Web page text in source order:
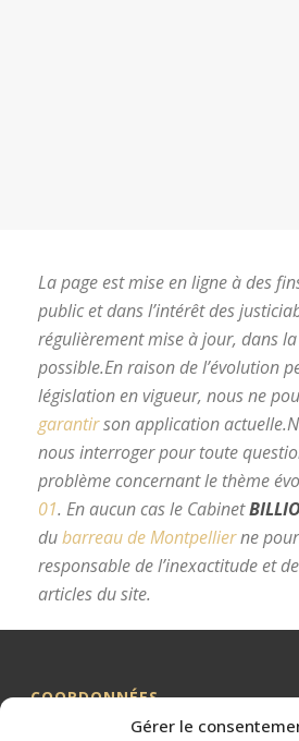
Gérer le
La page est mise en ligne à des
public et dans l’intérêt des
régulièrement mise à jour, dans
possible.En raison de l’évolution
législation en vigueur, nous ne
garantirson application actuelle.
nous interroger pour toute
problème concernant le thème
01. En aucun cas le Cabinet
dubarreau de Montpellierne
responsable de l’inexactitude et
articles du site.
COORDONNÉES
Me BILLION-PORTE